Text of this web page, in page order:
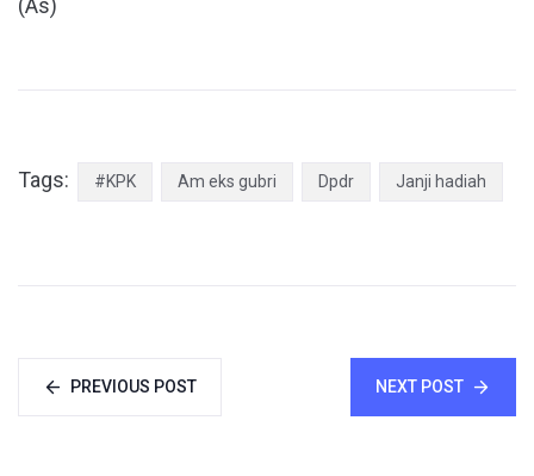
(As)
Tags: #KPK Am eks gubri Dpdr Janji hadiah
PREVIOUS POST NEXT POST